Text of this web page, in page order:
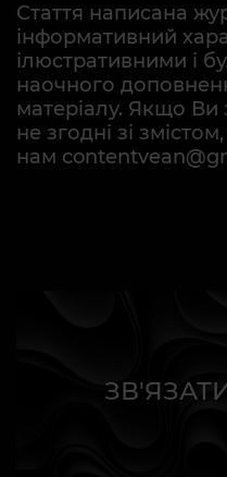
Стаття написана
інформативний
ілюстративними і
наочного
матеріалу. Якщо
не згодні зі
нам